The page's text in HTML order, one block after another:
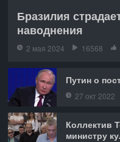
Бразилия
наводнения
2 мая 2024 16568
Путин о
27 окт 2022
Коллектив
министру